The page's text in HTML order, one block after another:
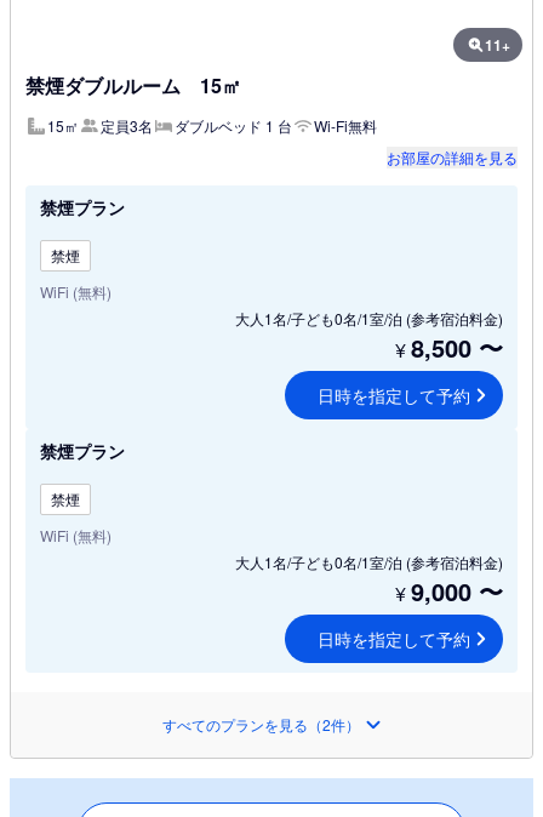
11+
禁煙ダブルルーム 15㎡
15㎡ 定員3名 ダブルベッド 1 台
Wi-Fi無料
お部屋の詳細を見る
禁煙プラン
禁煙
WiFi (無料)
大人1名/子ども0名/1室/泊 (参考宿泊料金)
¥8,500 〜
日時を指定して予約
禁煙プラン
禁煙
WiFi (無料)
大人1名/子ども0名/1室/泊 (参考宿泊料金)
¥9,000 〜
日時を指定して予約
すべてのプランを見る（2件）